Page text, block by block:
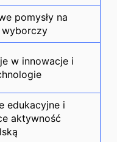
pomysły na
w innowacje i
edukacyjne i
aktywność